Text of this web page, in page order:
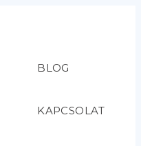
BLOG
KAPCSOLAT